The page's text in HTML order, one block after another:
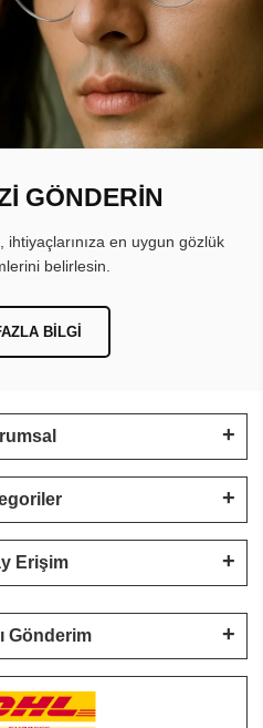
GÖNDERİN
en uygun gözlük
belirlesin.
BILGI
Erişim
Gönderim